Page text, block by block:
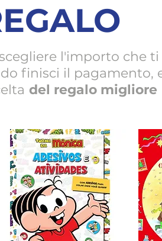
l'importo che
finisci il pagamento,
del regalo migliore